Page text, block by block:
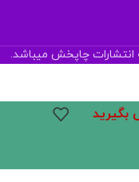
چاپخش میباشد.
بگیرید